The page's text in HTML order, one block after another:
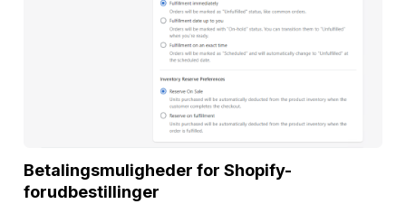
Betalingsmuligheder for Shopify-
forudbestillinger